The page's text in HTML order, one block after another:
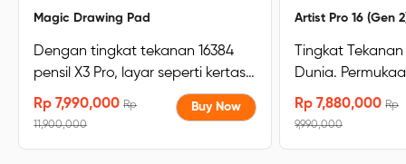
Magic Drawing Pad
Dengan tingkat tekanan 16384
pensil X3 Pro, layar seperti kertas,
109% sRGB, resolusi layar 2160 x
1440 yang sepenuhnya
Rp 7,990,000 Rp
11,900,000
Buy Now
Artist Pro 16 (Gen
Tingkat
Dunia.
Terbaik untuk
Bersertifikat
Rp 7,880,000 Rp
9,990,000